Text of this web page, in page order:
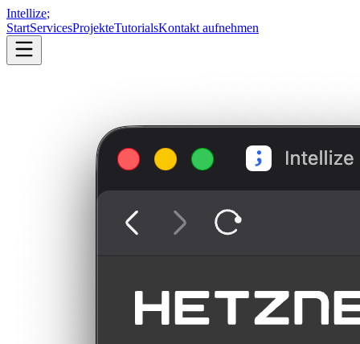
Intellize;
StartServicesProjekteTutorialsKontakt aufnehmen